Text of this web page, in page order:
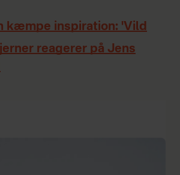
kæmpe inspiration: 'Vild
reagerer på Jens